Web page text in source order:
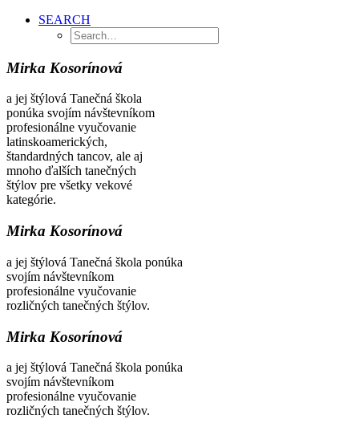
SEARCH
Mirka Kosorínová
a jej štýlová Tanečná škola
ponúka svojím návštevníkom
profesionálne vyučovanie
latinskoamerických,
štandardných tancov, ale aj
mnoho ďalších tanečných
štýlov pre všetky vekové
kategórie.
Mirka Kosorínová
a jej štýlová Tanečná škola ponúka
svojím návštevníkom
profesionálne vyučovanie
rozličných tanečných štýlov.
Mirka Kosorínová
a jej štýlová Tanečná škola ponúka
svojím návštevníkom
profesionálne vyučovanie
rozličných tanečných štýlov.